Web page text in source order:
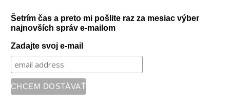
Šetrím čas a preto mi pošlite raz za mesiac výber
najnovších správ e-mailom
Zadajte svoj e-mail